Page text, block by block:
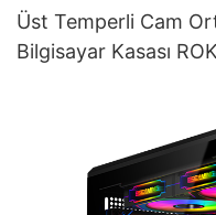
Üst Temperli Cam
Bilgisayar Kasası